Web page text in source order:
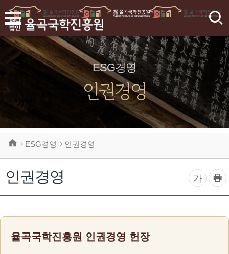
검
ESG경영
인권경영
인권경영
ESG경영 인권경영
글
자
크
가
프
린
트
기
율곡국학진흥원 인권경영 헌장